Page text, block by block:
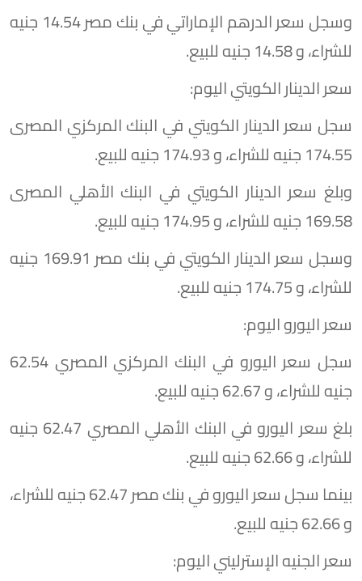
وسجل سعر الدرهم الإماراتي في بنك مصر 14.54 جنيه
للشراء، و 14.58 جنيه للبيع.
سعر الدينار الكويتي اليوم:
سجل سعر الدينار الكويتي في البنك المركزي المصرى
174.55 جنيه للشراء، و 174.93 جنيه للبيع.
وبلغ سعر الدينار الكويتي في البنك الأهلي المصرى
169.58 جنيه للشراء، و 174.95 جنيه للبيع.
وسجل سعر الدينار الكويتي في بنك مصر 169.91 جنيه
للشراء، و 174.75 جنيه للبيع.
سعر اليورو اليوم:
سجل سعر اليورو في البنك المركزي المصري 62.54
جنيه للشراء، و 62.67 جنيه للبيع.
بلغ سعر اليورو في البنك الأهلي المصري 62.47 جنيه
للشراء، و 62.66 جنيه للبيع.
بينما سجل سعر اليورو في بنك مصر 62.47 جنيه للشراء،
و 62.66 جنيه للبيع.
سعر الجنيه الإسترليني اليوم: